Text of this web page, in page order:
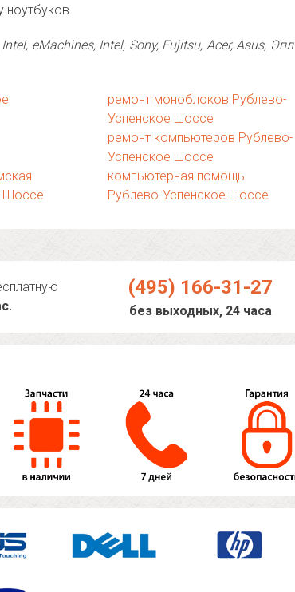
ноутбуков.
eMachines, Intel, Sony, Fujitsu, Acer, Asus, Эпл
Шоссе
ремонт моноблоков Рублево-
Успенское шоссе
ремонт компьютеров Рублево-
Успенское шоссе
компьютерная помощь
Рублево-Успенское шоссе
(495) 166-31-27
без выходных, 24 часа